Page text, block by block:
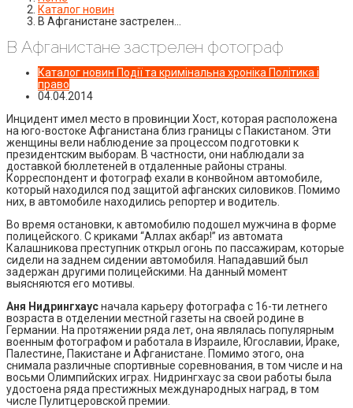
Каталог новин
В Афганистане застрелен…
В Афганистане застрелен фотограф
Каталог новин Події та кримінальна хроніка Політика і
право
04.04.2014
Инцидент имел место в провинции Хост, которая расположена
на юго-востоке Афганистана близ границы с Пакистаном. Эти
женщины вели наблюдение за процессом подготовки к
президентским выборам. В частности, они наблюдали за
доставкой бюллетеней в отдаленные районы страны.
Корреспондент и фотограф ехали в конвойном автомобиле,
который находился под защитой афганских силовиков. Помимо
них, в автомобиле находились репортер и водитель.
Во время остановки, к автомобилю подошел мужчина в форме
полицейского. С криками “Аллах акбар!” из автомата
Калашникова преступник открыл огонь по пассажирам, которые
сидели на заднем сидении автомобиля. Нападавший был
задержан другими полицейскими. На данный момент
выясняются его мотивы.
Аня Нидрингхаусначала карьеру фотографа с 16-ти летнего
возраста в отделении местной газеты на своей родине в
Германии. На протяжении ряда лет, она являлась популярным
военным фотографом и работала в Израиле, Югославии, Ираке,
Палестине, Пакистане и Афганистане. Помимо этого, она
снимала различные спортивные соревнования, в том числе и на
восьми Олимпийских играх. Нидрингхаус за свои работы была
удостоена ряда престижных международных наград, в том
числе Пулитцеровской премии.